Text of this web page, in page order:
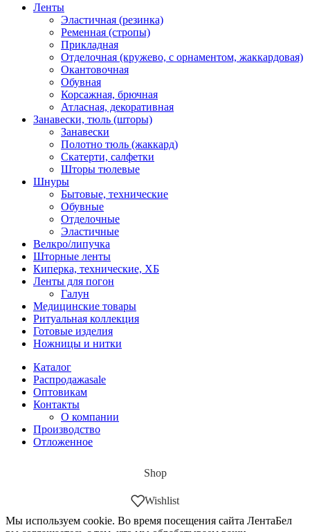
Ленты
Эластичная (резинка)
Ременная (стропы)
Прикладная
Отделочная (кружево, с орнаментом, жаккардовая)
Окантовочная
Обувная
Корсажная, брючная
Атласная, декоративная
Занавески, тюль (шторы)
Занавески
Полотно тюль (жаккард)
Скатерти, салфетки
Шторы тюлевые
Шнуры
Бытовые, технические
Обувные
Отделочные
Эластичные
Велкро/липучка
Шторные ленты
Киперка, технические, ХБ
Ленты для погон
Галун
Медицинские товары
Ритуальная коллекция
Готовые изделия
Ножницы и нитки
Каталог
Распродажаsale
Оптовикам
Контакты
О компании
Производство
Отложенное
Shop
Wishlist
Мы используем cookie. Во время посещения сайта ЛентаБел